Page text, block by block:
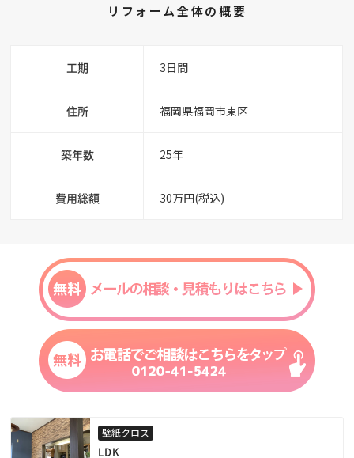
リフォーム全体の概要
工期 3日間
住所 福岡県福岡市東区
築年数 25年
費用総額 30万円(税込)
壁紙クロス
LDK